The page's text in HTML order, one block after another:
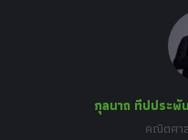
window
กุลนาถ ทีปประพั
คณิตศา